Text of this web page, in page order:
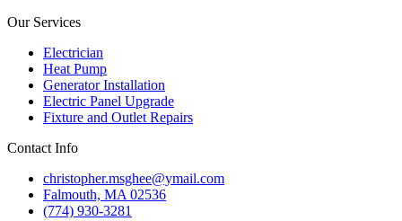
Our Services
Electrician
Heat Pump
Generator Installation
Electric Panel Upgrade
Fixture and Outlet Repairs
Contact Info
christopher.msghee@ymail.com
Falmouth, MA 02536
(774) 930-3281